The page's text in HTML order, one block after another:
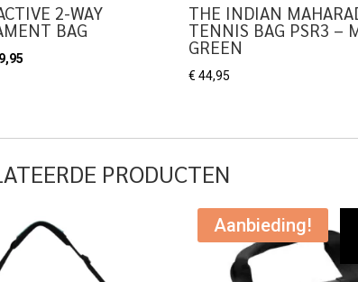
2-WAY
BAG
THE INDIAN
TENNIS BAG PSR3 –
GREEN
€ 44,95
PRODUCTEN
Aanbieding!